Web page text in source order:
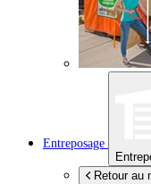
Entreposage
Retour au